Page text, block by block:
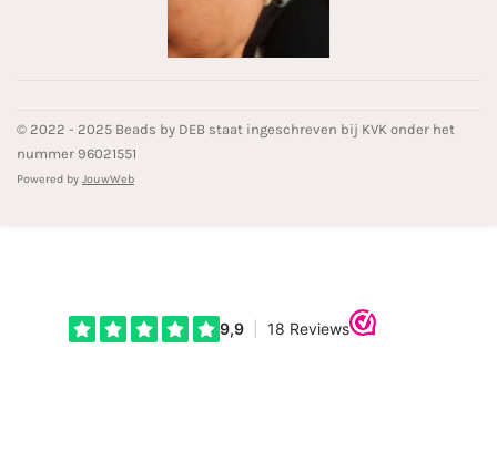
© 2022 - 2025 Beads by DEB staat ingeschreven bij KVK onder het
nummer 96021551
Powered by JouwWeb